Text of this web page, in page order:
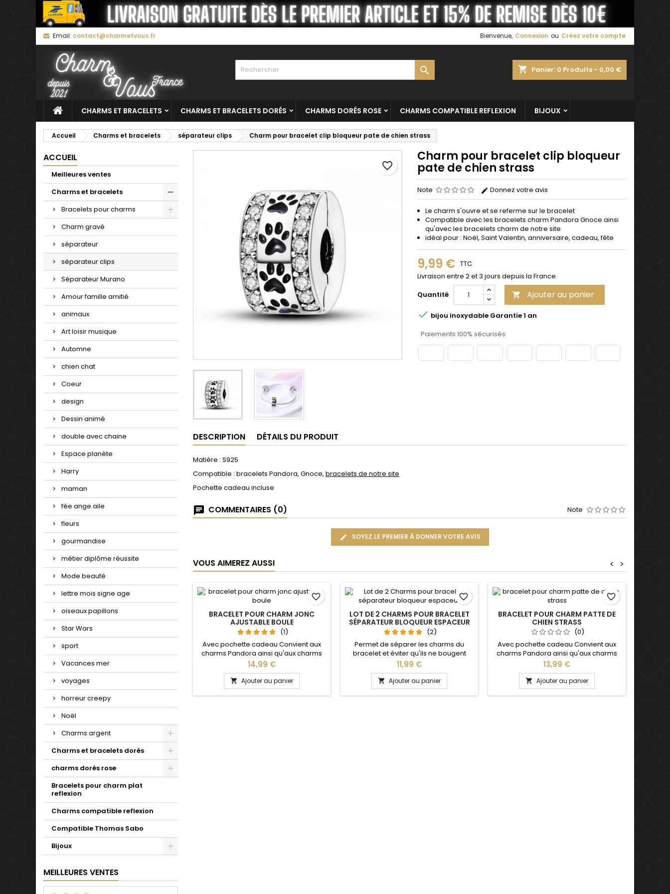
Email: contact@charmetvous.fr Bienvenue, Connexion ou Créez votre compte
shopping_cart Panier: 0 Produits - 0,00 €

CHARMS ET BRACELETS CHARMS ET BRACELETS DORÉS CHARMS DORÉS ROSE CHARMS COMPATIBLE REFLEXION BIJOUX
Accueil Charms et bracelets séparateur clips Charm pour bracelet clip bloqueur pate de chien strass
ACCUEIL
Meilleures ventes
Charms et bracelets
Bracelets pour charms
Charm gravé
séparateur
séparateur clips
Séparateur Murano
Amour famille amitié
animaux
Art loisir musique
Automne
chien chat
Coeur
design
Dessin animé
double avec chaine
Espace planète
Harry
maman
fée ange aile
fleurs
gourmandise
métier diplôme réussite
Mode beauté
lettre mois signe age
oiseaux papillons
Star Wars
sport
Vacances mer
voyages
horreur creepy
Noël
Charms argent
Charms et bracelets dorés
charms dorés rose
Bracelets pour charm plat
reflexion
Charms compatible reflexion
Compatible Thomas Sabo
Bijoux
MEILLEURES VENTES
favorite_border
Charm pour bracelet clip bloqueur
pate de chien strass
Note Donnez votre avis
Le charm s'ouvre et se referme sur le bracelet
Compatible avec les bracelets charm Pandora Gnoce ainsi
qu'avec les bracelets charm de notre site
idéal pour : Noël, Saint Valentin, anniversaire, cadeau, fête
9,99 € TTC
Livraison entre 2 et 3 jours depuis la France
Quantité
 Ajouter au panier
 bijou inoxydable Garantie 1 an
Paiements 100% sécurisés
DESCRIPTION DÉTAILS DU PRODUIT
Matière : S925
Compatible : bracelets Pandora, Gnoce, bracelets de notre site
Pochette cadeau incluse
COMMENTAIRES (0) Note
SOYEZ LE PREMIER À DONNER VOTRE AVIS
VOUS AIMEREZ AUSSI >
<
BRACELET POUR CHARM JONC
AJUSTABLE BOULE
(1)
Avec pochette cadeau Convient aux
charms Pandora ainsi qu'aux charms
de notre site idéal pour : Noël, Saint
Valentin, anniversaire, anniversaire de
mariage La partie ajustable se détache
d'un coté pour passer les charms par
simple pression sur le bouton Ajustable
Prix
14,99 €
 Ajouter au panier
favorite_border
LOT DE 2 CHARMS POUR BRACELET
SÉPARATEUR BLOQUEUR ESPACEUR
(2)
Permet de séparer les charms du
bracelet et éviter qu'ils ne bougent
Compatible avec les bracelets
Pandora, Gnoce et les bracelets charm
de notre site idéal pour : Noël, Saint
Valentin, anniversaire, anniversaire de
mariage
Prix
11,99 €
 Ajouter au panier
favorite_border
BRACELET POUR CHARM PATTE DE
CHIEN STRASS
(0)
Avec pochette cadeau Convient aux
charms Pandora ainsi qu'aux charms
de notre site idéal pour : Noël, Saint
Valentin, anniversaire, anniversaire de
mariage Plusieurs tailles disponible : 17,
18, 19, 20 cm Pour la dimensions nous
conseillons 2cm en plus par rapport à
Prix
13,99 €
 Ajouter au panier
favorite_border
Mes listes ×
Créer une liste d'envies ×
Nom de la liste d'envies
Annuler Créer une liste d'envies
Connexion ×